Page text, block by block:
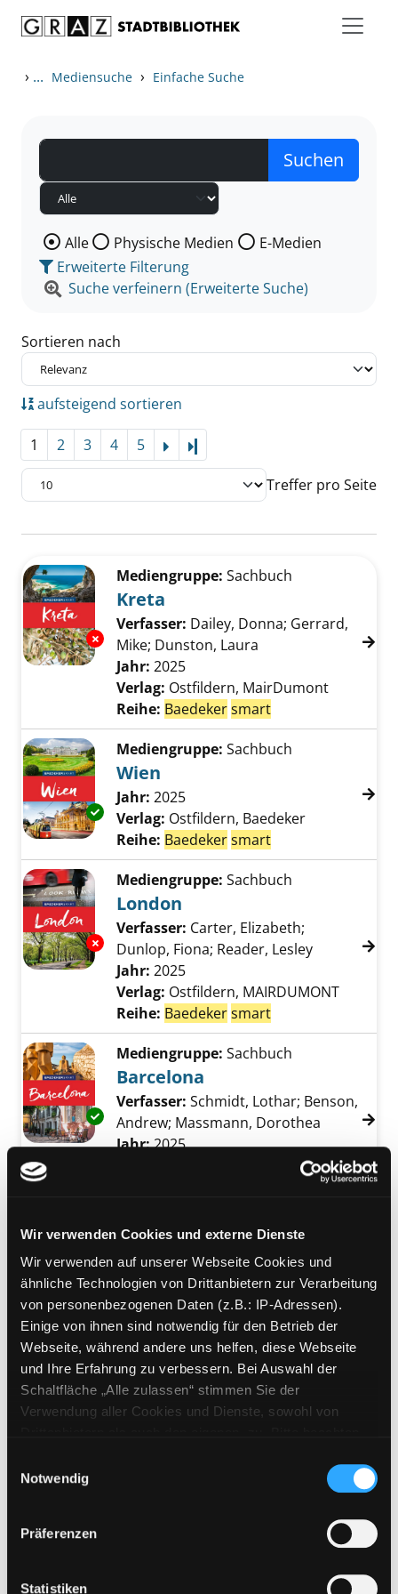
Wir verwenden Cookies und externe Dienste
Wir verwenden auf unserer Webseite Cookies und
ähnliche Technologien von Drittanbietern zur Verarbeitung
von personenbezogenen Daten (z.B.: IP-Adressen).
Einige von ihnen sind notwendig für den Betrieb der
Webseite, während andere uns helfen, diese Webseite
und Ihre Erfahrung zu verbessern. Bei Auswahl der
Schaltfläche „Alle zulassen“ stimmen Sie der
Verwendung aller Cookies und Dienste, sowohl von
Cookies von Drittanbietern, eine Verarbeitung in
unsicheren Drittländern (Länder außerhalb des EWR
ohne adäquates Datenschutzniveau) stattfinden kann. In
diesem Zusammenhang können aktuell Risiken für
Eine Verarbeitung durch solche Cookies oder Dienste
Notwendig
Präferenzen
Statistiken
› ... Mediensuche › Einfache Suche
Wählen Sie die Medienart nach der Sie suchen wollen.
Alle Physische Medien
E-Medien
Erweiterte Filterung
Suche verfeinern (Erweiterte Suche)
Sortieren nach
aufsteigend sortieren
1 2 3 4 5
Treffer pro Seite
Zu den Suchfiltern springen
Exemplar-Details von Kreta anzeigen
Mediengruppe: Sachbuch
Kreta
Verfasser: Dailey, Donna; Gerrard,
Mike; Dunston, Laura Suche nach diesem
Jahr: 2025
Verlag: Ostfildern, MairDumont
Reihe: Baedekersmart
Exemplar-Details von Wien anzeigen
Mediengruppe: Sachbuch
Wien
Suche nach diesem Verfasser
Jahr: 2025
Verlag: Ostfildern, Baedeker
Reihe: Baedekersmart
Exemplar-Details von London anzeigen
Mediengruppe: Sachbuch
London
Verfasser: Carter, Elizabeth;
Dunlop, Fiona; Reader, Lesley Suche
Jahr: 2025
Verlag: Ostfildern, MAIRDUMONT
Reihe: Baedekersmart
Exemplar-Details von Barcelona anzeigen
Mediengruppe: Sachbuch
Barcelona
Verfasser: Schmidt, Lothar; Benson,
Andrew; Massmann, Dorothea Suche
Jahr:2025
Ostfildern, MairDumont
Exemplar-Details von Marrakesch anzeigen
Mediengruppe: Sachbuch
Suche nach diesem Verfasser
Jahr:
Verlag:
Ostfildern, MairDumont
Reihe:
Baedeker smart
Mediengruppe:Sachbuch
Bali
Suche nach diesem Verfasser
Jahr:2024
Exemplar-Details von Andalusien anzeigen